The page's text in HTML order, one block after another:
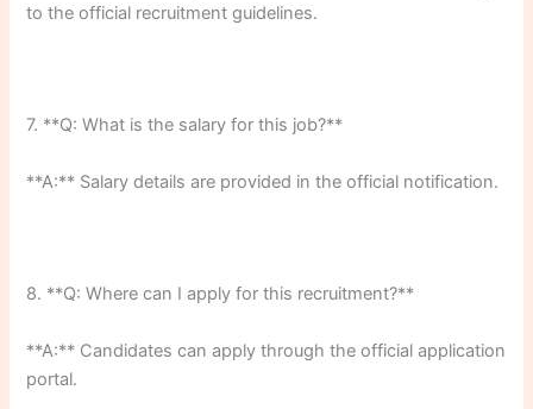
to the official recruitment guidelines.
7. **Q: What is the salary for this job?**
**A:** Salary details are provided in the official notification.
8. **Q: Where can I apply for this recruitment?**
**A:** Candidates can apply through the official application
portal.